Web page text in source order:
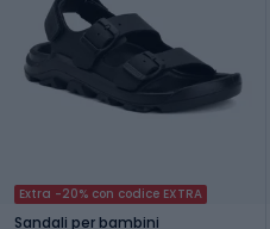
Extra -20% con codice EXTRA
Sandali per bambini